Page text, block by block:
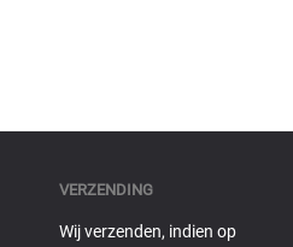
VERZENDING
Wij verzenden, indien op